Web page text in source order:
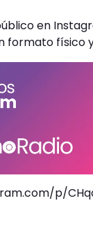
en
formato físico
p/